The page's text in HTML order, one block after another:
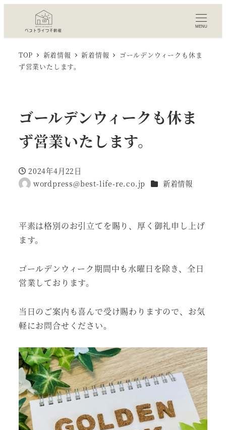
MENU
TOP 新着情報 新着情報
ゴールデンウィークも休ま
ず営業いたします。
ゴールデンウィークも休ま
ず営業いたします。
投稿日
2024年4月22日
著
wordpress@best-life-re.co.jp カテゴリー
新着情報
平素は格別のお引立てを賜り、厚く御礼申し上げ
ます。
ゴールデンウィーク期間中も水曜日を除き、全日
営業しております。
当日のご案内も喜んで受け賜わりますので、お気
軽にお問合せください。